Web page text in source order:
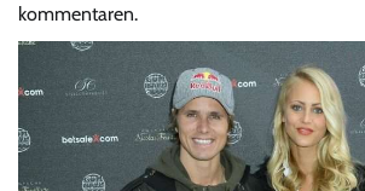
kommentaren.